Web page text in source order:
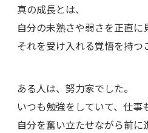
真の成長とは、
自分の未熟さや弱さを正直に
それを受け入れる覚悟を持つ
ある人は、努力家でした。
いつも勉強をしていて、仕事
自分を奮い立たせながら前に